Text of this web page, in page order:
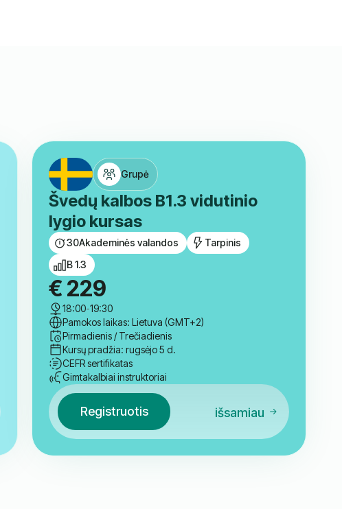
Grupė
Švedų kalbos B1.3 vidutinio
lygio kursas
30Akademinės valandos
Tarpinis
B 1.3
€ 229
18:00-19:30
Pamokos laikas: Lietuva (GMT+2)
Pirmadienis / Trečiadienis
Kursų pradžia: rugsėjo 5 d.
CEFR sertifikatas
Gimtakalbiai instruktoriai
Registruotis išsamiau